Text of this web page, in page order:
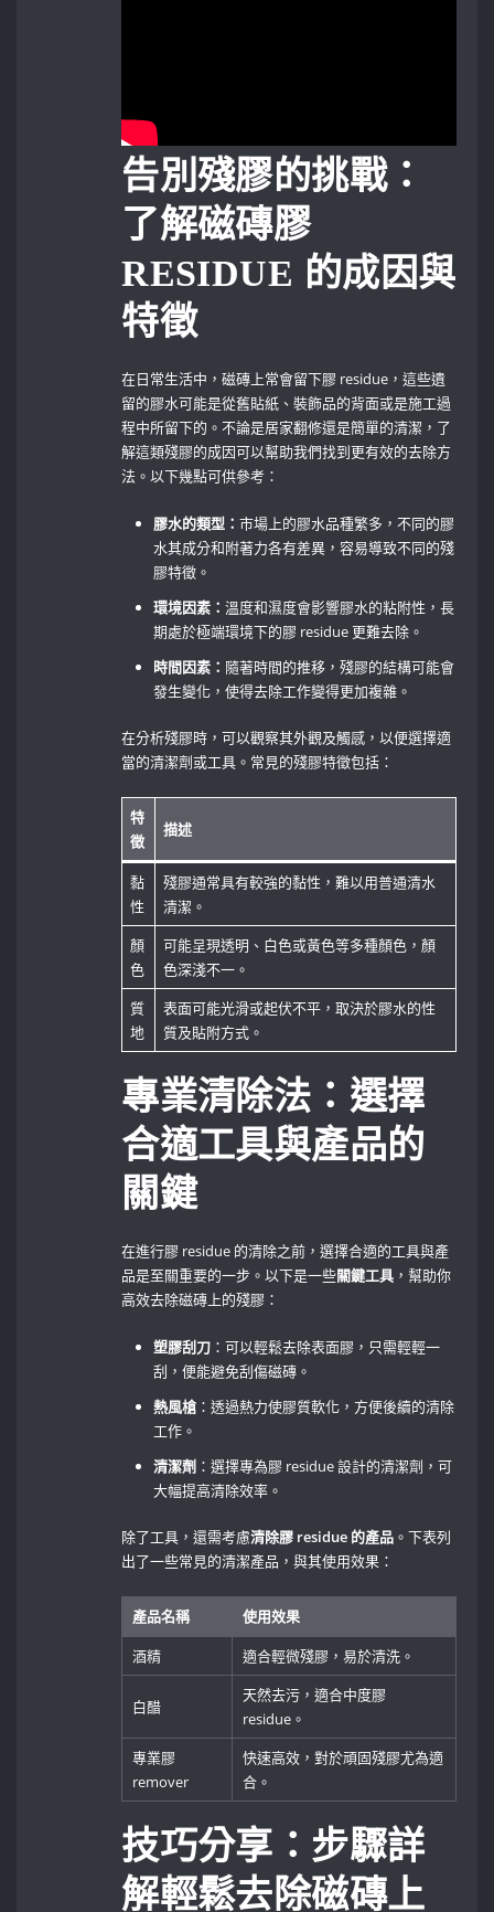
告別殘膠的挑戰：
了解磁磚膠
RESIDUE 的成因與
特徵
在日常生活中，磁磚上常會留下膠 residue，這些遺
留的膠水可能是從舊貼紙、裝飾品的背面或是施工過
程中所留下的。不論是居家翻修還是簡單的清潔，了
解這類殘膠的成因可以幫助我們找到更有效的去除方
法。以下幾點可供參考：
膠水的類型：市場上的膠水品種繁多，不同的膠
水其成分和附著力各有差異，容易導致不同的殘
膠特徵。
環境因素：溫度和濕度會影響膠水的粘附性，長
期處於極端環境下的膠 residue ⁤更難去除。
時間因素： 隨著時間的推移，殘膠的結構可能會
發生變化，使得去除工作變得更加複雜。
在分析殘膠時，可以觀察其外觀及觸感，以便選擇適
當的清潔劑或工具。常見的殘膠特徵包括：
特
徵
描述
黏
性
殘膠通常具有較強的黏性，難以用普通清水
清潔。
顏
色
可能呈現透明、白色或黃色等多種顏色，顏
色深淺不一。
質
地
表面可能光滑或起伏不平，取決於膠水的性
質及貼附方式。
專業清除法：選擇
合適工具與產品的
關鍵
在進行膠 residue 的清除之前，選擇合適的工具與產
品是至關重要的一步。以下是一些關鍵工具 ，幫助你
高效去除磁磚上的殘膠：
塑膠刮刀 ：可以輕鬆去除表面膠，只需輕輕一
刮，便能避免刮傷磁磚。
熱風槍 ：透過熱力使膠質軟化，方便後續的清除
工作。
清潔劑 ：選擇專為膠 residue 設計的清潔劑，可
大幅提高清除效率。
除了工具，還需考慮清除膠⁣ residue‍ 的產品 。下表列
出了一些常見的清潔產品，與其使用效果：
產品名稱
使用效果
酒精
適合輕微殘膠，易於清洗。
白醋
天然去污，適合中度膠
residue。
專業膠
remover
快速高效，對於頑固殘膠尤為適
合。
技巧分享：步驟詳
解輕鬆去除磁磚上